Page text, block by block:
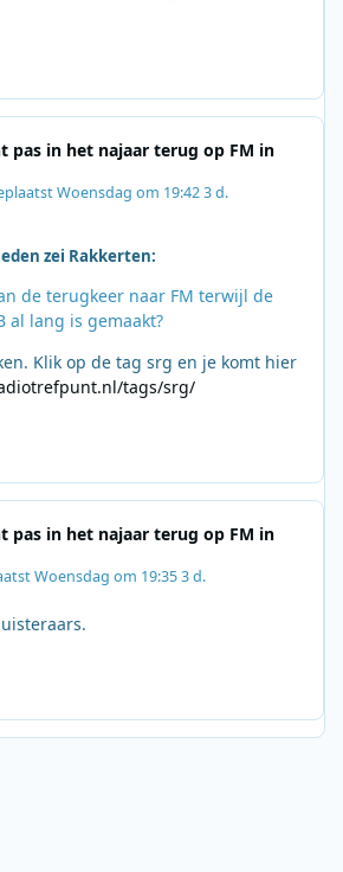
pas in het najaar terug op FM in
Woensdag om 19:423 d.
zei Rakkerten:
de terugkeer naar FM terwijl de
al lang is gemaakt?
Klik op de tag srg en je komt hier
tags/srg/
pas in het najaar terug op FM in
Woensdag om 19:353 d.